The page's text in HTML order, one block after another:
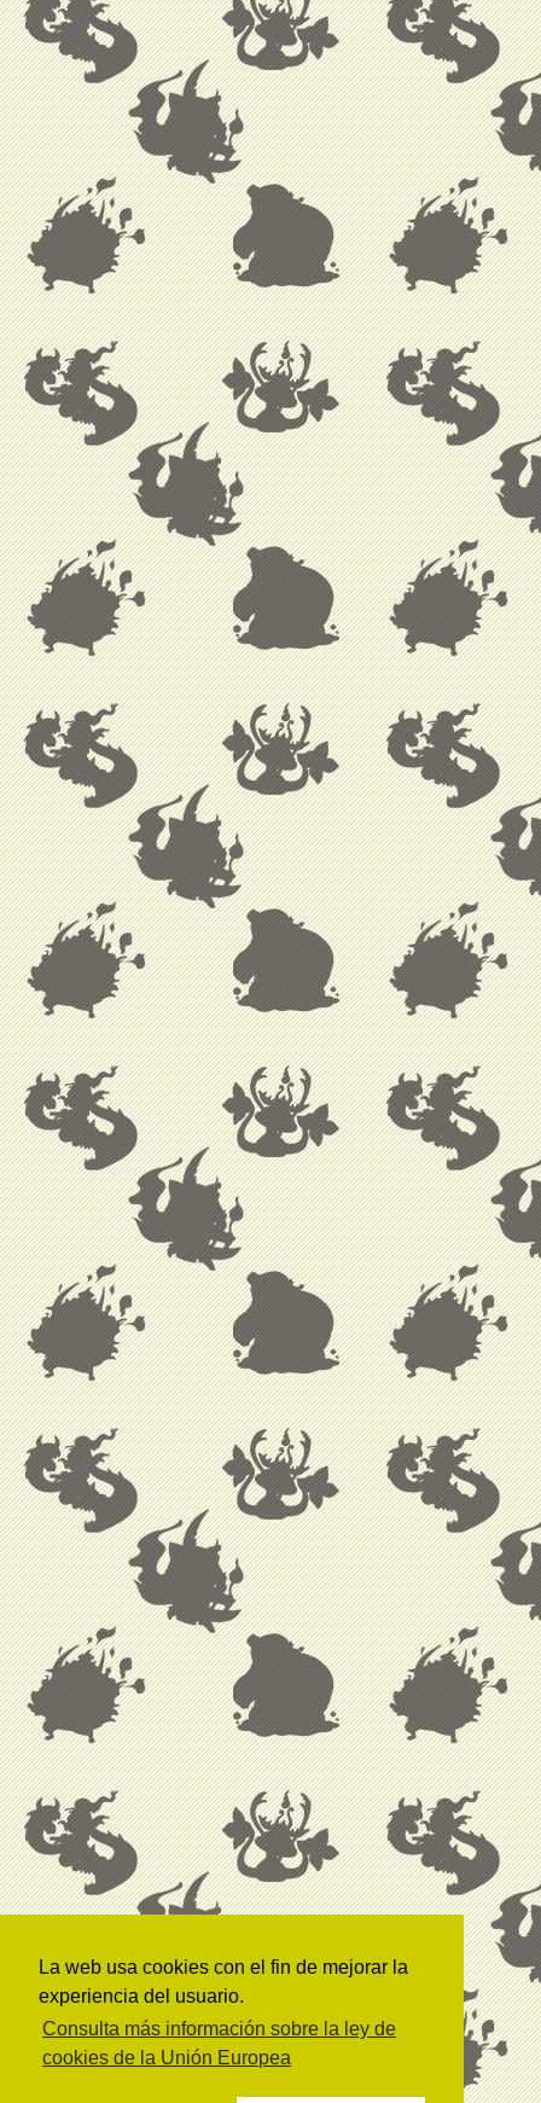
La web usa cookies con el fin de mejorar la
experiencia del usuario.
Consulta más información sobre la ley de
cookies de la Unión Europea